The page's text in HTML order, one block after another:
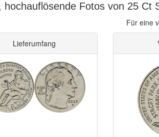
hochauflösende Fotos von 25 Ct
Für eine
Lieferumfang